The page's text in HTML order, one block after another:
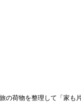
の荷物を整理して「家も